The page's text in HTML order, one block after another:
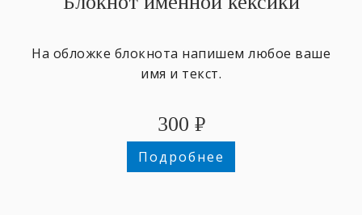
На обложке блокнота напишем любое ваше
имя и текст.
300 ₽
Подробнее